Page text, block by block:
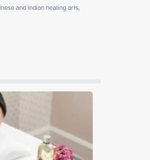
and Indian healing arts,